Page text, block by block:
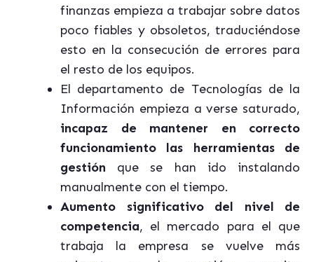
finanzas empieza a trabajar sobre datos
poco fiables y obsoletos, traduciéndose
esto en la consecución de errores para
el resto de los equipos.
El departamento de Tecnologías de la
Información empieza a verse saturado,
incapaz de mantener en correcto
funcionamiento las herramientas de
gestión que se han ido instalando
manualmente con el tiempo.
Aumento significativo del nivel de
competencia, el mercado para el que
trabaja la empresa se vuelve más